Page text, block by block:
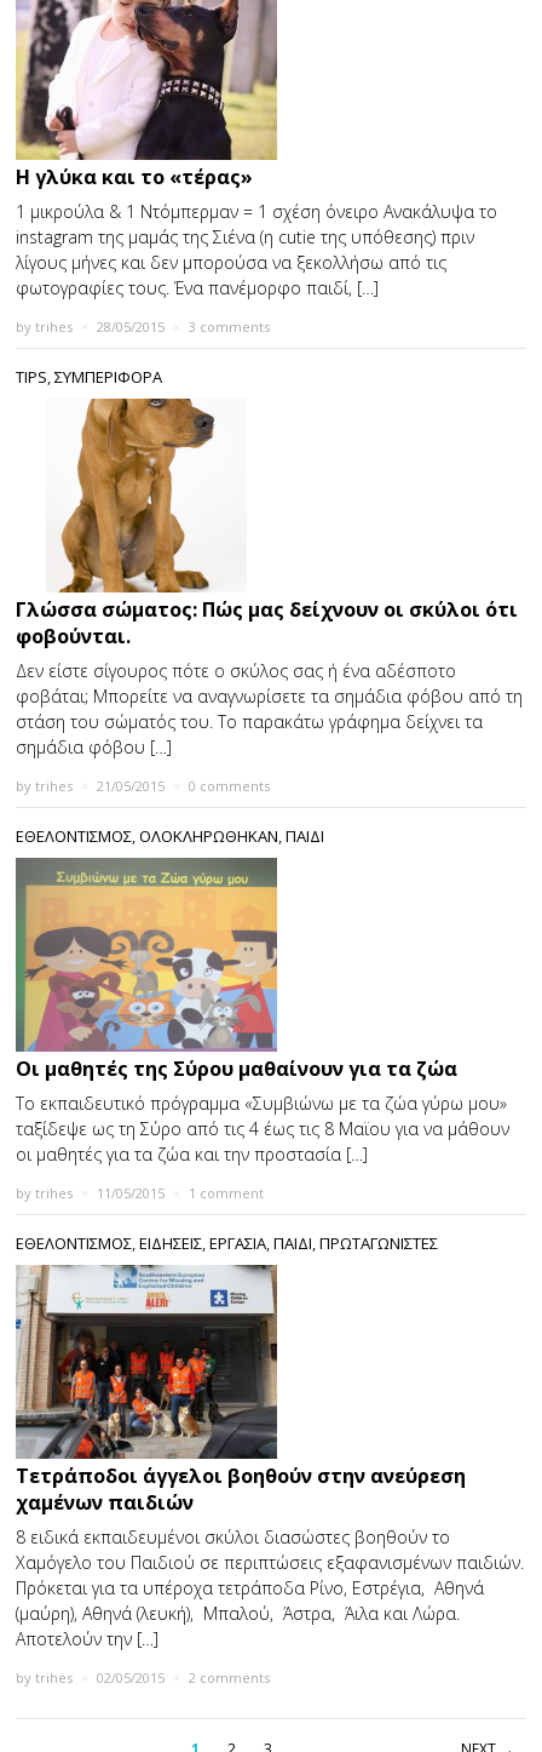
Η γλύκα και το «τέρας»
1 μικρούλα & 1 Ντόμπερμαν = 1 σχέση όνειρο Ανακάλυψα το
instagram της μαμάς της Σιένα (η cutie της υπόθεσης) πριν
λίγους μήνες και δεν μπορούσα να ξεκολλήσω από τις
φωτογραφίες τους. Ένα πανέμορφο παιδί, […]
bytrihes 28/05/2015 3 comments
TIPS,ΣΥΜΠΕΡΙΦΟΡΑ
Γλώσσα σώματος: Πώς μας δείχνουν οι σκύλοι ότι
φοβούνται.
Δεν είστε σίγουρος πότε ο σκύλος σας ή ένα αδέσποτο
φοβάται; Μπορείτε να αναγνωρίσετε τα σημάδια φόβου από τη
στάση του σώματός του. Το παρακάτω γράφημα δείχνει τα
σημάδια φόβου […]
bytrihes 21/05/2015 0 comments
ΕΘΕΛΟΝΤΙΣΜΟΣ,ΟΛΟΚΛΗΡΩΘΗΚΑΝ,ΠΑΙΔΙ
Οι μαθητές της Σύρου μαθαίνουν για τα ζώα
Το εκπαιδευτικό πρόγραμμα «Συμβιώνω με τα ζώα γύρω μου»
ταξίδεψε ως τη Σύρο από τις 4 έως τις 8 Μαϊου για να μάθουν
οι μαθητές για τα ζώα και την προστασία […]
bytrihes 11/05/2015 1 comment
ΕΘΕΛΟΝΤΙΣΜΟΣ,ΕΙΔΗΣΕΙΣ,ΕΡΓΑΣΙΑ,ΠΑΙΔΙ,ΠΡΩΤΑΓΩΝΙΣΤΕΣ
Τετράποδοι άγγελοι βοηθούν στην ανεύρεση
χαμένων παιδιών
8 ειδικά εκπαιδευμένοι σκύλοι διασώστες βοηθούν το
Χαμόγελο του Παιδιού σε περιπτώσεις εξαφανισμένων παιδιών.
Πρόκεται για τα υπέροχα τετράποδα Ρίνο, Εστρέγια, Αθηνά
(μαύρη), Αθηνά (λευκή), Μπαλού, Άστρα, Άιλα και Λώρα.
Αποτελούν την […]
bytrihes 02/05/2015 2 comments